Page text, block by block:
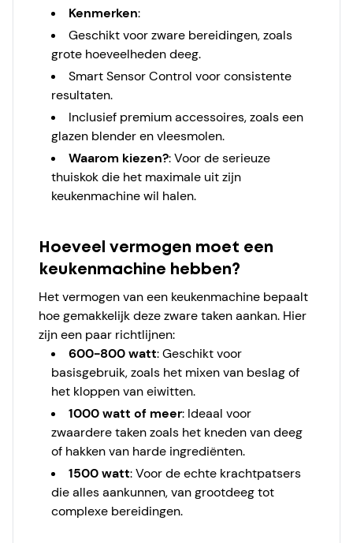
Kenmerken:
Geschikt voor zware bereidingen, zoals
grote hoeveelheden deeg.
Smart Sensor Control voor consistente
resultaten.
Inclusief premium accessoires, zoals een
glazen blender en vleesmolen.
Waarom kiezen?: Voor de serieuze
thuiskok die het maximale uit zijn
keukenmachine wil halen.
Hoeveel vermogen moet een
keukenmachine hebben?
Het vermogen van een keukenmachine bepaalt
hoe gemakkelijk deze zware taken aankan. Hier
zijn een paar richtlijnen:
600-800 watt: Geschikt voor
basisgebruik, zoals het mixen van beslag of
het kloppen van eiwitten.
1000 watt of meer: Ideaal voor
zwaardere taken zoals het kneden van deeg
of hakken van harde ingrediënten.
1500 watt: Voor de echte krachtpatsers
die alles aankunnen, van grootdeeg tot
complexe bereidingen.